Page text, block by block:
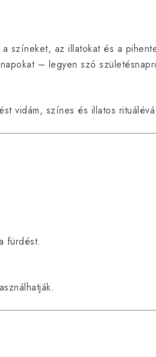
színeket, az illatokat és a
– legyen szó
vidám, színes és illatos
fürdést.